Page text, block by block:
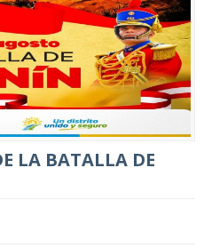
LA BATALLA DE